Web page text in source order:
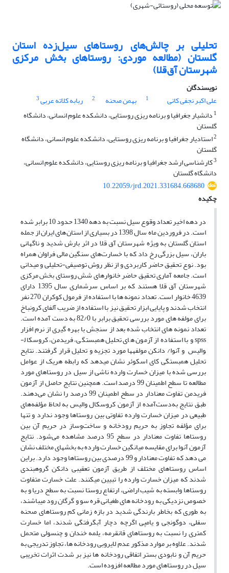
تحلیلی بر چالش‌های روستاهای سیل‌زده استان
گلستان (مطالعه موردی: روستاهای بخش مرکزی
شهرستان آق‌قلا)
نویسندگان
علی اکبر نجفی کانی
1 بهمن صحنه 2 ربابه کلاته عربی3
1 دانشیار جغرافیا و برنامه ریزی روستایی، دانشکده علوم انسانی، دانشگاه
گلستان
2استادیار جغرافیا و برنامه ریزی روستایی، دانشکده علوم انسانی، دانشگاه
گلستان
3کارشناسی ارشد جغرافیا و برنامه ریزی روستایی، دانشکده علوم انسانی،
دانشگاه گلستان
10.22059/jrd.2021.331684.668680
چکیده
در دهه اخیر تعداد وقوع سیل نسبت به دهه 1340 حدود 10 برابر شده
است. در فروردین ­ماه سال 1398 در بسیاری از استان‌های ایران از جمله
استان گلستان به ویژه شهرستان آق قلا در اثر بارش شدید و ناگهانی
باران، سیل بزرگی رخ داد که با خسارت‌های سنگین مالی فراوان همراه
بود. نوع تحقیق حاضر کاربردی و از نظر روش توصیفی­-تحلیلی و میدانی
است. جامعه آماری تحقیق حاضر خانوارهای شش روستای بخش مرکزی
شهرستان آ­ق ­قلا هستند که بر اساس سرشماری سال 1395 دارای
4639 خانوار است. تعداد نمونه ­ها با استفاده از فرمول کوکران 270 نفر
انتخاب شدند و پایایی ابزار تحقیق نیز با استفاده از ضریب آلفای کرون­باخ
برای مولفه ­های مورد بررسی تحقیق برابر با 82/0 به دست آمده است.
تعداد نمونه ­های انتخاب شده بعد از سنجش با بهره ­گیری از نرم افزار
spss و با استفاده از آزمون ­های تحلیل همبستگی، فریدمن، کروسکال­
والیس و آنوا/ دانکن مولفه­ها مورد تجزیه و تحلیل قرار گرفتند. نتایح
تحلیل همبستگی کای­ اسکوئر نشان می­دهد که رابطه هریک از عوامل
بررسی شده با میزان خسارت وارده ناشی از سیل در روستاهای مورد
مطالعه تا سطح اطمینان 99 درصد است. همچنین نتایج حاصل از آزمون
فریدمن تفاوت معنادار در سطح اطمینان 99 درصد را نشان می‌دهند.
طبق نتایج به‌دست‌آمده از آزمون کروسکال ­والیس به لحاظ مؤلفه‌های
طبیعی در میزان خسارت وارده تفاوتی بین روستاها وجود ندارد و تنها
برای مؤلفه تجاوز به حریم رودخانه و ساخت‌وساز در حریم آن بین
روستاها تفاوت معنادار در سطح 95 درصد مشاهده می‌شود. نتایج
آزمون آنوا برای مقایسه میانگین خسارت وارده به بخش­های مختلف نشان
می ­دهد که تفاوت معنادار و 99 درصدی بین روستاها وجود دارد. براین
اساس روستاهای مختلف از طریق آزمون تعقیبی دانکن گروه­بندی
شدند که میزان خسارت وارده را تبیین می­کنند. علت خسارت متفاوت
روستاها وابسته به شیب اراضی، ارتفاع روستا نسبت به سطح دریا و به
خصوص نزدیکی به رودخانه ­های طغیانی قره ­سو و گرگان­ رود می­باشند،
به طوری که بخاطر بارندگی شدید در بازه زمانی کم روستاهای صحنه
سفلی، دوگونجی و یامپی اگرچه دچار آبگرفتگی شدند، اما خسارت
کمتری را نسبت به روستاهای قانقرمه، یلمه ­خندان و چن­سولی متحمل
شدند. علاوه بر موارد مذکور عدم لایروبی رودخانه­ ها، تجاوز تدریجی به
حریم آن و نابودی بستر اتفاقی رودخانه ­ها نیز بر شدت اثرات تخریبی
سیل در روستاهای مورد مطالعه افزوده است.